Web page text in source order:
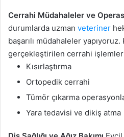
Cerrahi Müdahaleler ve
durumlarda uzman veteriner
başarılı müdahaleler
gerçekleştirilen cerrahi işlemler
Kısırlaştırma
Ortopedik cerrahi
Tümör çıkarma
Yara tedavisi ve dikiş atma